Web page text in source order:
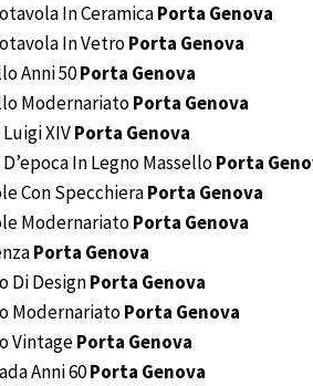
In CeramicaPorta Genova
In VetroPorta Genova
Anni 50Porta Genova
ModernariatoPorta Genova
XIVPorta Genova
In Legno MasselloPorta
Con SpecchieraPorta Genova
ModernariatoPorta Genova
Porta Genova
Di DesignPorta Genova
ModernariatoPorta Genova
VintagePorta Genova
Anni 60Porta Genova